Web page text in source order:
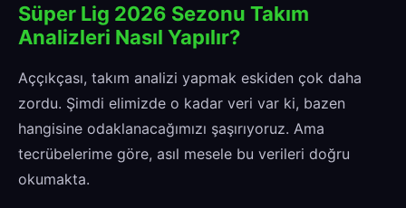
Süper Lig 2026 Sezonu Takım
Analizleri Nasıl Yapılır?
Aççıkçası, takım analizi yapmak eskiden çok daha
zordu. Şimdi elimizde o kadar veri var ki, bazen
hangisine odaklanacağımızı şaşırıyoruz. Ama
tecrübelerime göre, asıl mesele bu verileri doğru
okumakta.